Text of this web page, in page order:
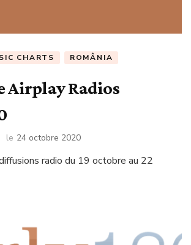
CHARTS ROMÂNIA
Airplay Radios
le 24 octobre 2020
radio du 19 octobre au 22